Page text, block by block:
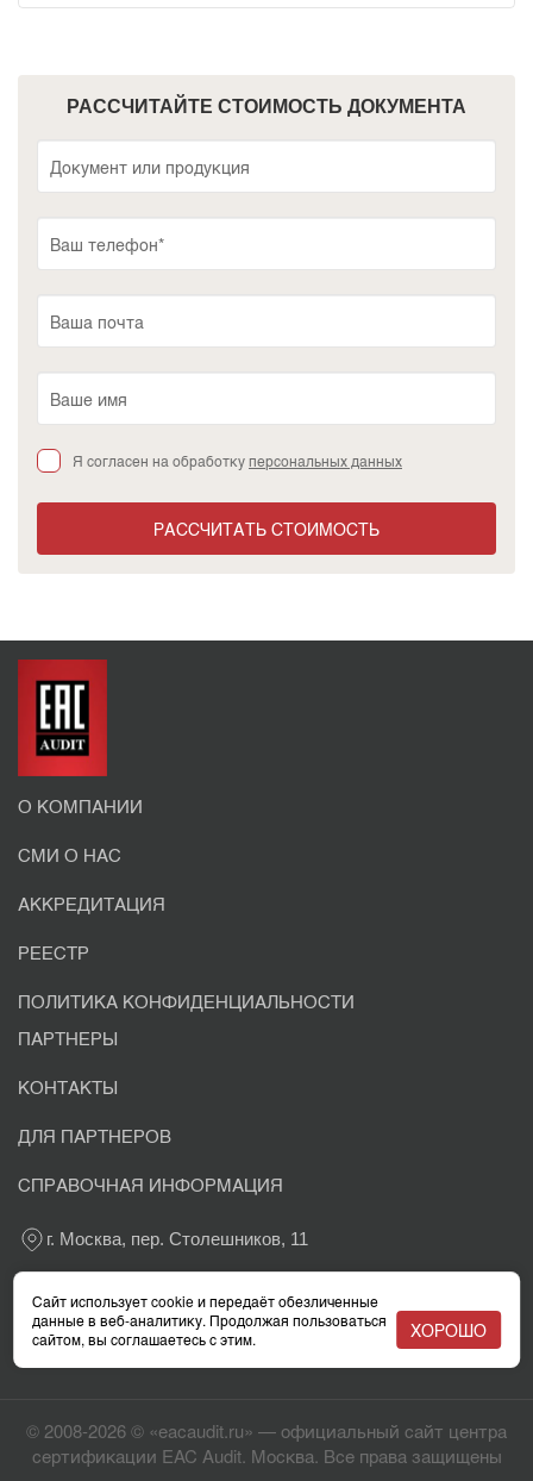
РАССЧИТАЙТЕ СТОИМОСТЬ ДОКУМЕНТА
Я согласен на обработкуперсональных данных
РАССЧИТАТЬ СТОИМОСТЬ
О КОМПАНИИ
СМИ О НАС
АККРЕДИТАЦИЯ
РЕЕСТР
ПОЛИТИКА КОНФИДЕНЦИАЛЬНОСТИ
ПАРТНЕРЫ
КОНТАКТЫ
ДЛЯ ПАРТНЕРОВ
СПРАВОЧНАЯ ИНФОРМАЦИЯ
г. Москва, пер. Столешников, 11
info@eacaudit.ru
© 2008-2026 © «eacaudit.ru» — официальный сайт центра
сертификации EAC Audit. Москва. Все права защищены
Сайт использует cookie и передаёт обезличенные
данные в веб-аналитику. Продолжая пользоваться
сайтом, вы соглашаетесь с этим.
ХОРОШО